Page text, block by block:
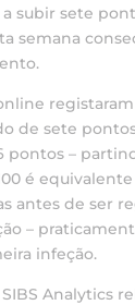
subir sete
semana
de sete
pontos –
é
antes de ser
–
infeção.
Analytics